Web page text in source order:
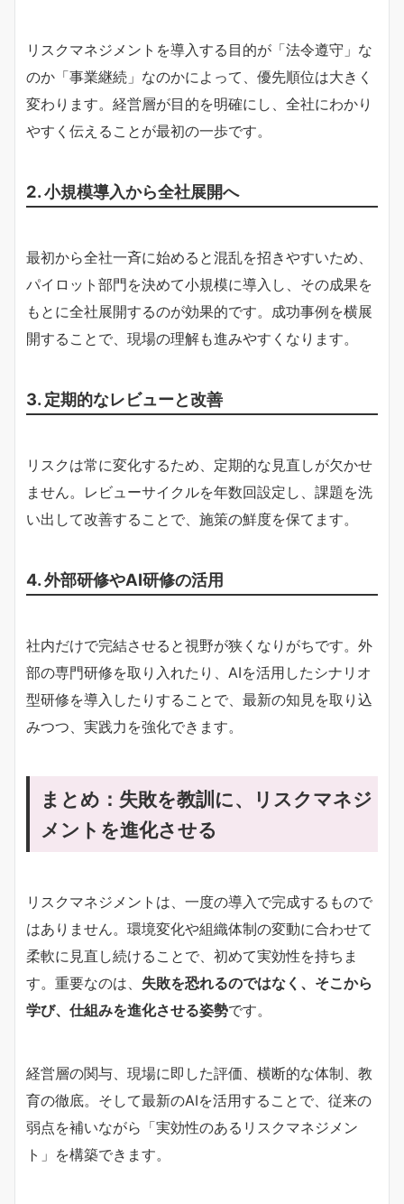
リスクマネジメントを導入する目的が「法令遵守」な
のか「事業継続」なのかによって、優先順位は大きく
変わります。経営層が目的を明確にし、全社にわかり
やすく伝えることが最初の一歩です。
2. 小規模導入から全社展開へ
最初から全社一斉に始めると混乱を招きやすいため、
パイロット部門を決めて小規模に導入し、その成果を
もとに全社展開するのが効果的です。成功事例を横展
開することで、現場の理解も進みやすくなります。
3. 定期的なレビューと改善
リスクは常に変化するため、定期的な見直しが欠かせ
ません。レビューサイクルを年数回設定し、課題を洗
い出して改善することで、施策の鮮度を保てます。
4. 外部研修やAI研修の活用
社内だけで完結させると視野が狭くなりがちです。外
部の専門研修を取り入れたり、AIを活用したシナリオ
型研修を導入したりすることで、最新の知見を取り込
みつつ、実践力を強化できます。
まとめ：失敗を教訓に、リスクマネジ
メントを進化させる
リスクマネジメントは、一度の導入で完成するもので
はありません。環境変化や組織体制の変動に合わせて
柔軟に見直し続けることで、初めて実効性を持ちま
す。重要なのは、 失敗を恐れるのではなく、そこから
学び、仕組みを進化させる姿勢です。
経営層の関与、現場に即した評価、横断的な体制、教
育の徹底。そして最新のAIを活用することで、従来の
弱点を補いながら「実効性のあるリスクマネジメン
ト」を構築できます。